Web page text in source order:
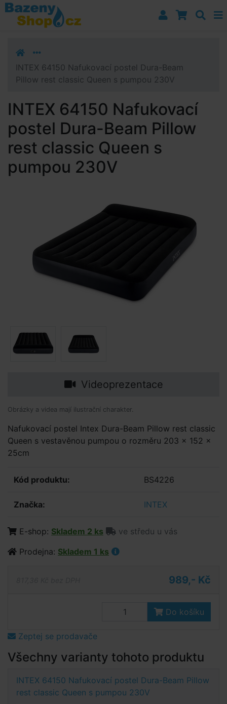
Přejít k navigaci
Přejít na obsah
Přejít k postrannímu sloupci
INTEX 64150 Nafukovací postel Dura-Beam
Pillow rest classic Queen s pumpou 230V
INTEX 64150 Nafukovací
postel Dura-Beam Pillow
rest classic Queen s
pumpou 230V
Videoprezentace
Obrázky a videa mají ilustrační charakter.
Nafukovací postel Intex Dura-Beam Pillow rest classic
Queen s vestavěnou pumpou o rozměru 203 x 152 x
25cm
Kód produktu: BS4226
Značka: INTEX
E-shop: Skladem 2 ks
ve středu u vás
Prodejna: Skladem 1 ks
989,- Kč
Do košíku
Zeptej se prodavače
Všechny varianty tohoto produktu
INTEX 64150 Nafukovací postel Dura-Beam Pillow
rest classic Queen s pumpou 230V